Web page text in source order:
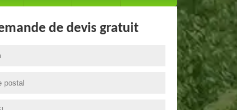
de devis gratuit